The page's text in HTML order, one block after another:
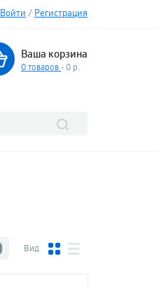
Войти / Регистрация
Ваша корзина
0товаров - 0 р.
Вид